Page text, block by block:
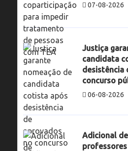
07-08-2026
Justiça
candidata
desistência
concurso
06-08-2026
Adicional